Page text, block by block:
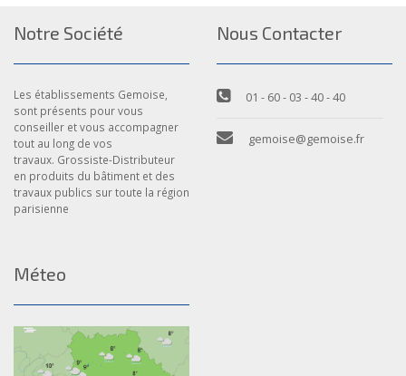
Notre Société
Les établissements Gemoise,
sont présents pour vous
conseiller et vous accompagner
tout au long de vos
travaux. Grossiste-Distributeur
en produits du bâtiment et des
travaux publics sur toute la région
parisienne
Nous Contacter
01 - 60 - 03 - 40 - 40
gemoise@gemoise.fr
Méteo